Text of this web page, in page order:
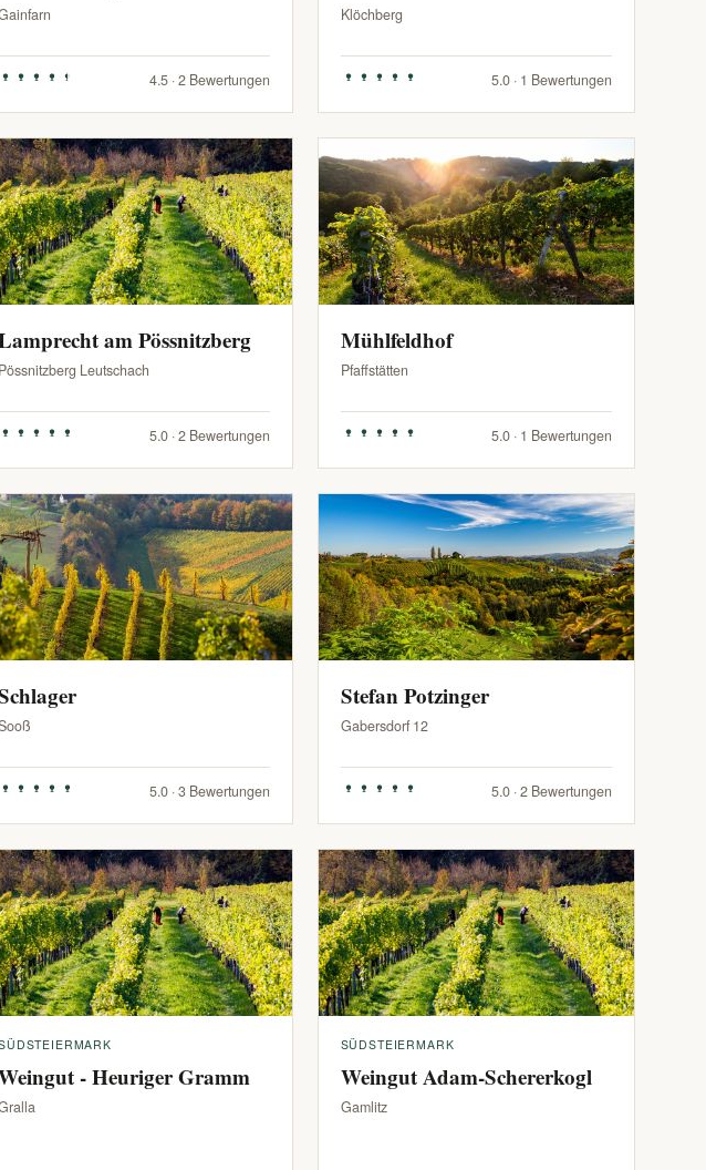
4.5 · 2 Bewertungen
Klöchberg
5.0 · 1 Bewertungen
am Pössnitzberg
Pössnitzberg Leutschach
5.0 · 2 Bewertungen
Mühlfeldhof
Pfaffstätten
5.0 · 1 Bewertungen
5.0 · 3 Bewertungen
Stefan Potzinger
Gabersdorf 12
5.0 · 2 Bewertungen
- Heuriger Gramm
SÜDSTEIERMARK
Weingut Adam-Schererkogl
Gamlitz